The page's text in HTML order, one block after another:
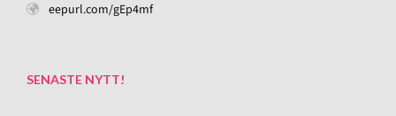
eepurl.com/gEp4mf
SENASTE NYTT!